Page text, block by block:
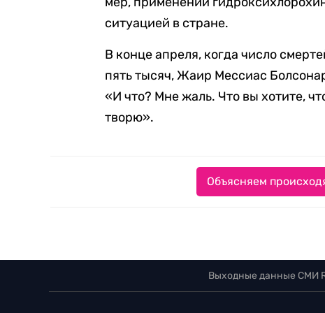
ситуацией в стране.
В конце апреля, когда число
пять тысяч, Жаир Мессиас
«И что? Мне жаль. Что вы хотите,
творю».
Объясняем
Выходные данные СМИ